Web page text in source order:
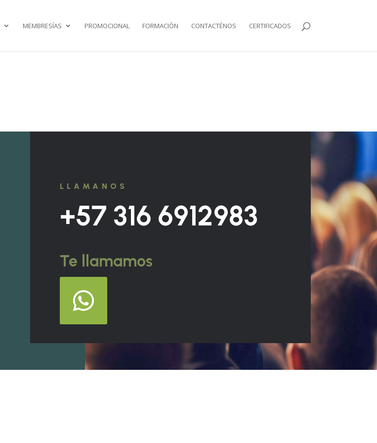
MEMBRESÍAS PROMOCIONAL FORMACIÓN CONTACTÉNOS CERTIFICADOS
LLAMANOS
+57 316 6912983
Te llamamos